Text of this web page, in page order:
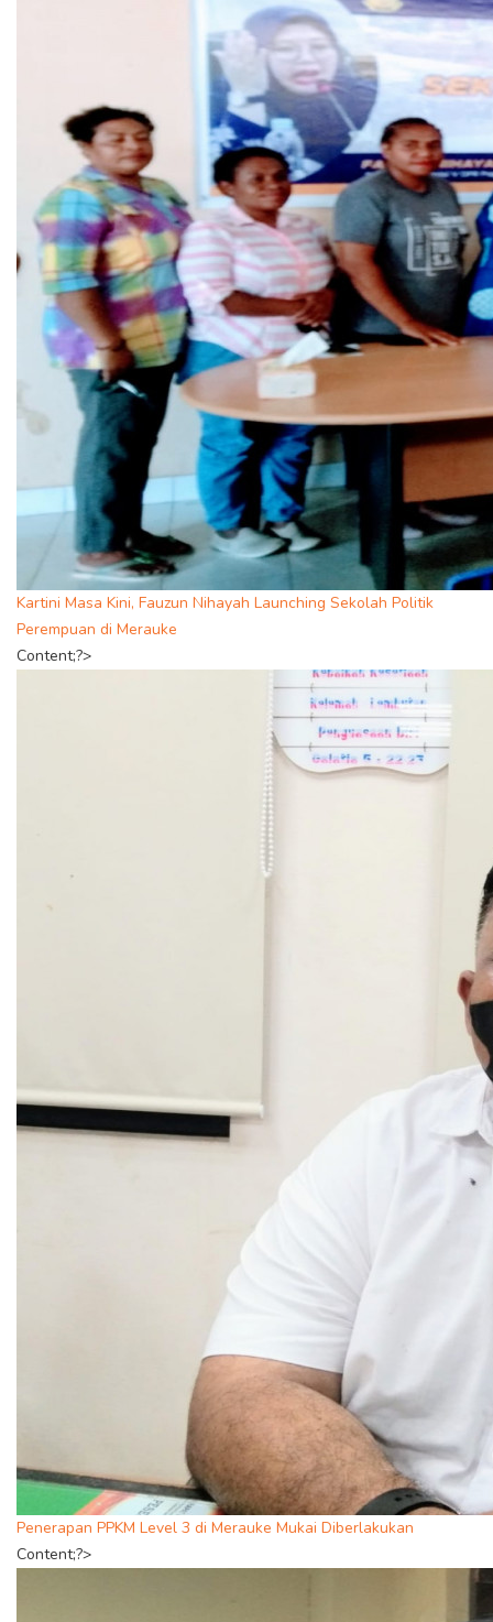
Kartini Masa Kini, Fauzun Nihayah Launching Sekolah Politik
Perempuan di Merauke
Content;?>
Penerapan PPKM Level 3 di Merauke Mukai Diberlakukan
Content;?>